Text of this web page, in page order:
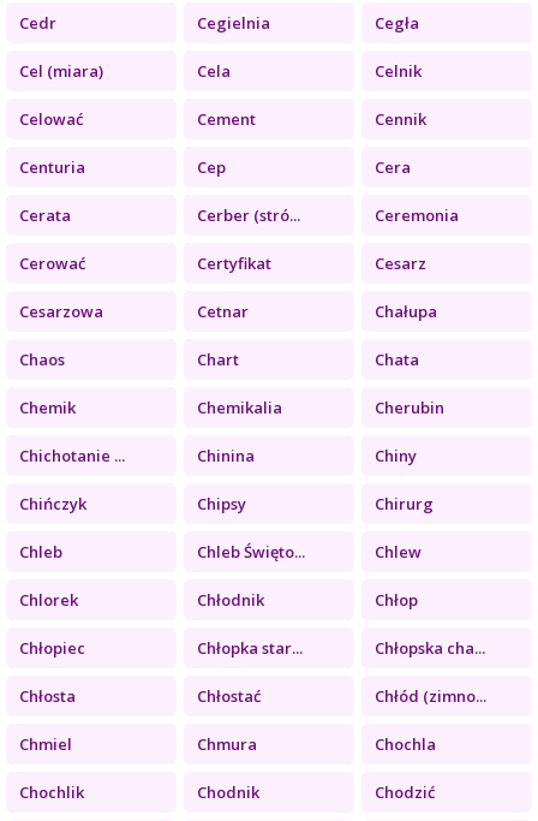
Cedr Cegielnia Cegła
Cel (miara) Cela Celnik
Celować Cement Cennik
Centuria Cep Cera
Cerata Cerber (stró... Ceremonia
Cerować Certyfikat Cesarz
Cesarzowa Cetnar Chałupa
Chaos Chart Chata
Chemik Chemikalia Cherubin
Chichotanie ... Chinina Chiny
Chińczyk Chipsy Chirurg
Chleb Chleb Święto... Chlew
Chlorek Chłodnik Chłop
Chłopiec Chłopka star... Chłopska cha...
Chłosta Chłostać Chłód (zimno...
Chmiel Chmura Chochla
Chochlik Chodnik Chodzić